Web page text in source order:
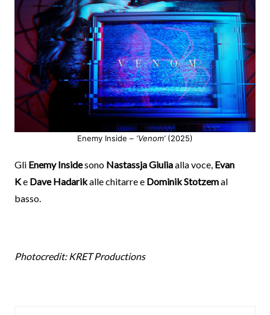
Enemy Inside – ‘Venom’(2025)
Gli Enemy InsidesonoNastassja Giuliaalla voce, Evan
Ke Dave Hadarikalle chitarre e Dominik Stotzemal
basso.
Photocredit: KRET Productions